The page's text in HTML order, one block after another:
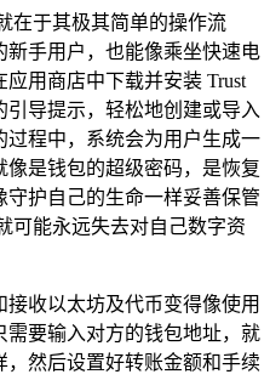
在于其极其简单的操作流
手用户，也能像乘坐快速电
用商店中下载并安装 Trust
导提示，轻松地创建或导入
过程中，系统会为用户生成一
是钱包的超级密码，是恢复
护自己的生命一样妥善保管
可能永远失去对自己数字资
收以太坊及代币变得像使用
要输入对方的钱包地址，就
然后设置好转账金额和手续